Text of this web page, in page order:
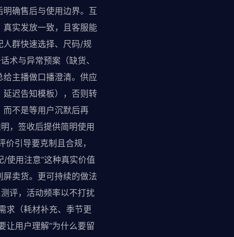
确售后与使用边界。互
实发放一致，且客服能
人群快速选择、尺码/规
术与异常预案（缺货、
主播做口播澄清。供应
迟告知模板），否则转
不是等用户沉默后再
，签收后提供简明使用
引导要克制且合规，
使用注意”这种真实价值
卖货。更可持续的做法
评，活动频率以不打扰
求（耗材补充、季节更
让用户理解“为什么要留